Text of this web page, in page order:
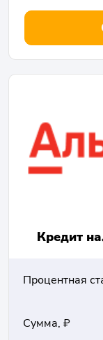
Кредит
Процентная
Сумма, ₽